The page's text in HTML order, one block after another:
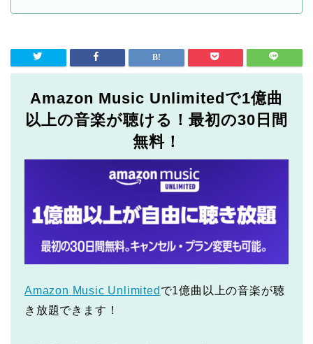
Amazon Music Unlimitedで1億曲
以上の音楽が聴ける！最初の30日間
無料！
Amazon Music Unlimited で1億曲以上の音楽が聴
き放題できます！